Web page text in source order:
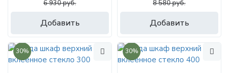
Добавить
6 930 руб.
Добавить
8 580 руб.
30% 30%